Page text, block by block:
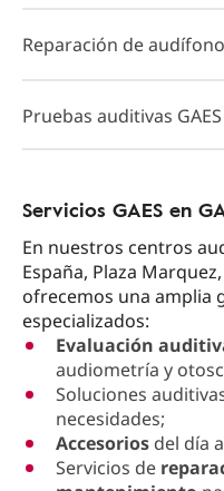
Reparación de
Pruebas auditivas GAES
Servicios GAES en
En nuestros centros
España, Plaza
ofrecemos una amplia
especializados:
Evaluación
audiometría y
Soluciones
necesidades;
Accesorios del día
Servicios de